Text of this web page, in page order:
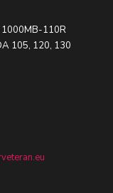
110R
105, 120, 130